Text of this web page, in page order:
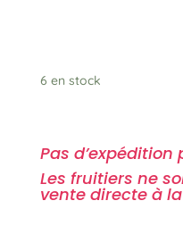
6 en stock
Pas
Les fruitiers ne
vente directe à